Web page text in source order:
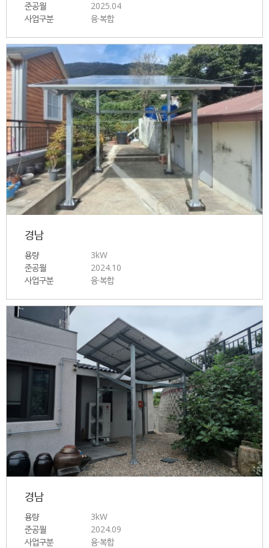
준공월
2025.04
사업구분
융·복합
경남
용량
3kW
준공월
2024.10
사업구분
융·복합
경남
용량
3kW
준공월
2024.09
사업구분
융·복합